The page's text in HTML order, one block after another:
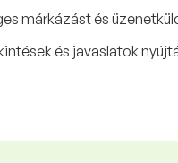
márkázást és
és javaslatok